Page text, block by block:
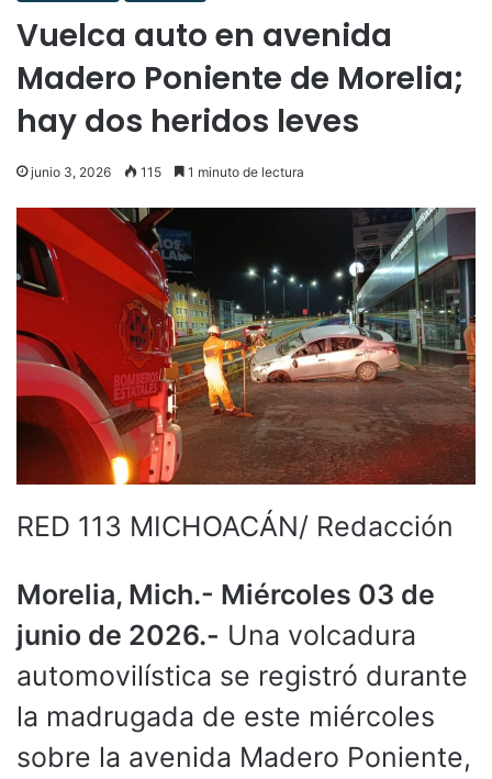
Vuelca auto en avenida
Madero Poniente de Morelia;
hay dos heridos leves
junio 3, 2026 115 1 minuto de lectura
RED 113 MICHOACÁN/ Redacción
Morelia, Mich.- Miércoles 03 de
junio de 2026.- Una volcadura
automovilística se registró durante
la madrugada de este miércoles
sobre la avenida Madero Poniente,